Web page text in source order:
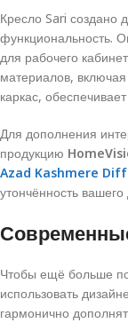
Кресло Sari создано
функциональность.
для рабочего
материалов,
каркас,
Для дополнения
продукцию
Azad Kashmere
утончённость
Чтобы ещё больше
использовать
гармонично